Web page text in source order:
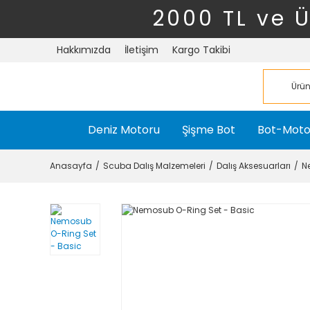
2000 TL ve
Hakkımızda İletişim Kargo Takibi
Deniz Motoru Şişme Bot Bot-
Anasayfa Scuba Dalış Malzemeleri Dalış Aksesuarları